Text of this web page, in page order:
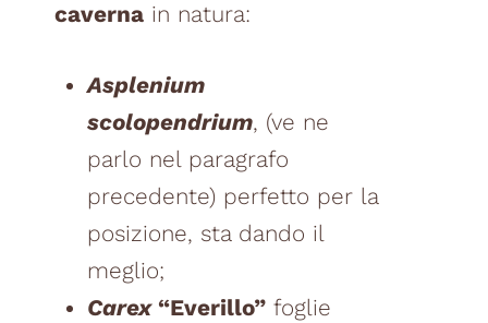
caverna in natura:
Asplenium
scolopendrium, (ve ne
parlo nel paragrafo
precedente) perfetto per la
posizione, sta dando il
meglio;
Carex “Everillo” foglie